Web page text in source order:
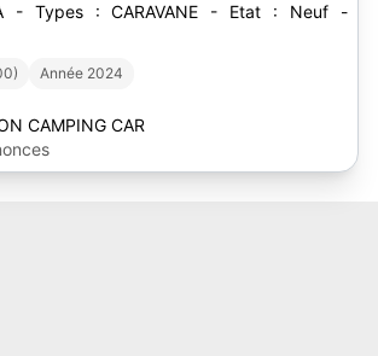
- Types : CARAVANE - Etat : Neuf -
Année 2024
CAMPING CAR